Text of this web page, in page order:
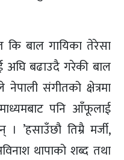
कि बाल गायिका तेरेसा
अघि बढाउदै गरेकी बाल
नेपाली संगीतको क्षेत्रमा
पनि आँफूलाई
’हसाउँछौ तिम्रै मर्जी,
थापाको शब्द तथा